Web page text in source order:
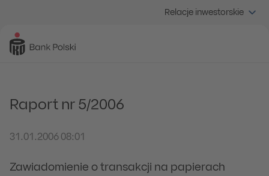
Relacje inwestorskie
Raport nr 5/2006
31.01.2006 08:01
Zawiadomienie o transakcji na papierach